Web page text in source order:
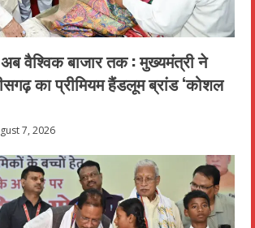
वैश्विक बाजार तक : मुख्यमंत्री ने
का प्रीमियम हैंडलूम ब्रांड ‘कोशल
7, 2026